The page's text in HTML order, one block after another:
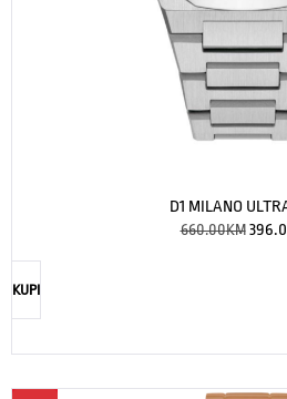
D1 MILANO
660.00KM
KUPI